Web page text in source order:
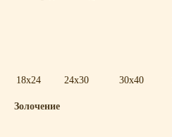
18x24 24x30 30x40
Золочение